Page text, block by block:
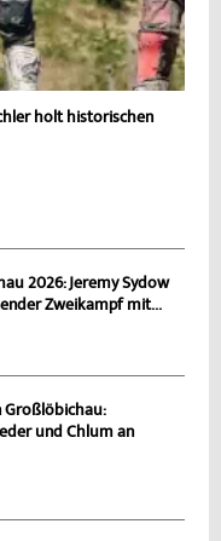
holt historischen
2026: Jeremy Sydow
Zweikampf mit...
Großlöbichau:
und Chlum an